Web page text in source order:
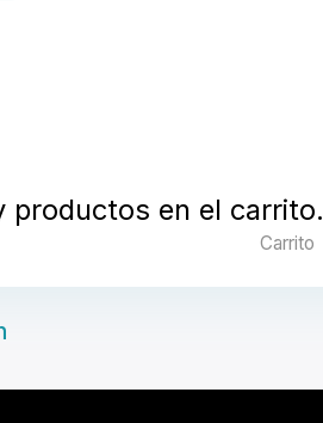
productos en el carrito.
Carrito